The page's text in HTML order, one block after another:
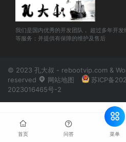
我们是国内优秀的开发团队， 超过多年开
等服务；并提供有保障的维护及售后
© 2023 孔大叔 - rebootvip.com &
reserved
网站地图 苏ICP备
2023016465号-2
首页 问答 菜单